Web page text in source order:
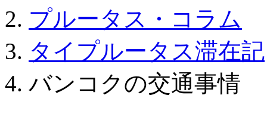
プルータス・コラム
タイプルータス滞在記
バンコクの交通事情